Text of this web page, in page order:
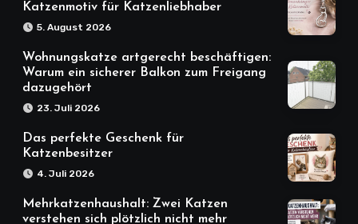
Katzenmotiv für Katzenliebhaber
5. August 2026
Wohnungskatze artgerecht beschäftigen:
Warum ein sicherer Balkon zum Freigang
dazugehört
23. Juli 2026
Das perfekte Geschenk für
Katzenbesitzer
4. Juli 2026
Mehrkatzenhaushalt: Zwei Katzen
verstehen sich plötzlich nicht mehr